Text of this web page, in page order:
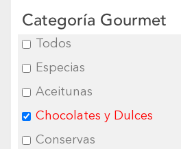
Categoría Gourmet
Todos
Especias
Aceitunas
Chocolates y Dulces
Conservas